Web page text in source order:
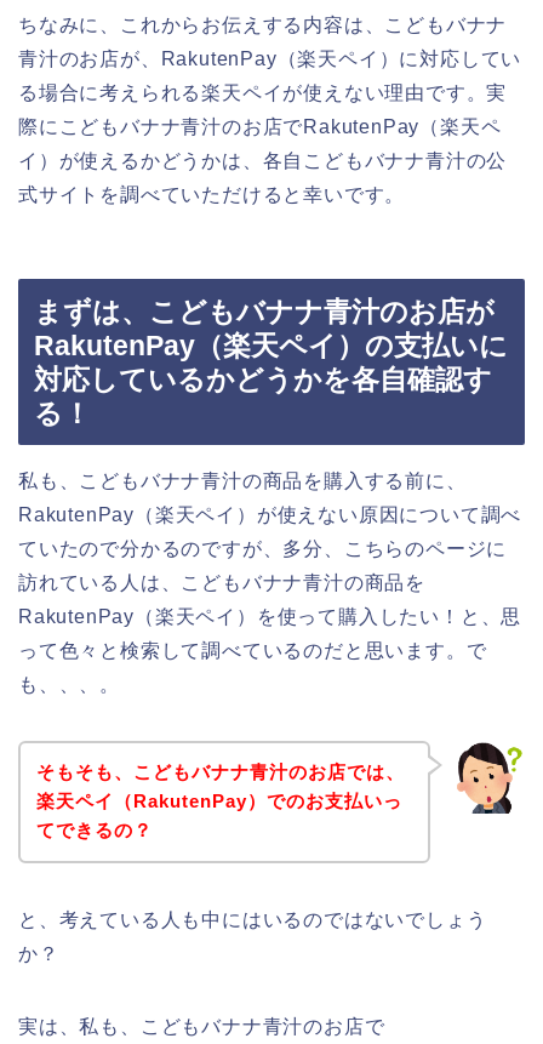
ちなみに、これからお伝えする内容は、こどもバナナ
青汁のお店が、RakutenPay（楽天ペイ）に対応してい
る場合に考えられる楽天ペイが使えない理由です。実
際にこどもバナナ青汁のお店でRakutenPay（楽天ペ
イ）が使えるかどうかは、各自こどもバナナ青汁の公
式サイトを調べていただけると幸いです。
まずは、こどもバナナ青汁のお店が
RakutenPay（楽天ペイ）の支払いに
対応しているかどうかを各自確認す
る！
私も、こどもバナナ青汁の商品を購入する前に、
RakutenPay（楽天ペイ）が使えない原因について調べ
ていたので分かるのですが、多分、こちらのページに
訪れている人は、こどもバナナ青汁の商品を
RakutenPay（楽天ペイ）を使って購入したい！と、思
って色々と検索して調べているのだと思います。で
も、、、。
そもそも、こどもバナナ青汁のお店では、
楽天ペイ（RakutenPay）でのお支払いっ
てできるの？
と、考えている人も中にはいるのではないでしょう
か？
実は、私も、こどもバナナ青汁のお店で